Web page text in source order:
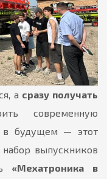
а сразу получать
современную
в будущем — этот
выпускников
«Мехатроника в